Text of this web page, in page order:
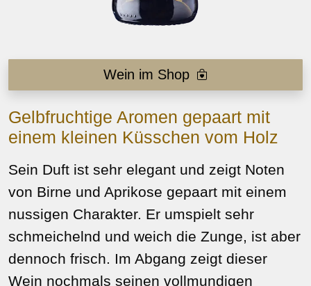
Gelbfruchtige Aromen gepaart mit
einem kleinen Küsschen vom Holz
Sein Duft ist sehr elegant und zeigt Noten
von Birne und Aprikose gepaart mit einem
nussigen Charakter. Er umspielt sehr
schmeichelnd und weich die Zunge, ist aber
dennoch frisch. Im Abgang zeigt dieser
Wein nochmals seinen vollmundigen
Wein im Shop